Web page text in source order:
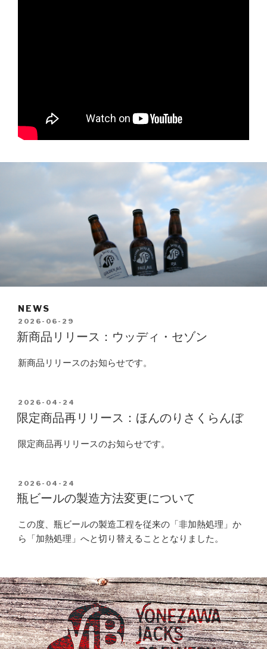
NEWS
POSTED
ON
2026-06-29
新商品リリース：ウッディ・セゾン
新商品リリースのお知らせです。
POSTED
ON
2026-04-24
限定商品再リリース：ほんのりさくらんぼ
限定商品再リリースのお知らせです。
POSTED
ON
2026-04-24
瓶ビールの製造方法変更について
この度、瓶ビールの製造工程を従来の「非加熱処理」か
ら「加熱処理」へと切り替えることとなりました。